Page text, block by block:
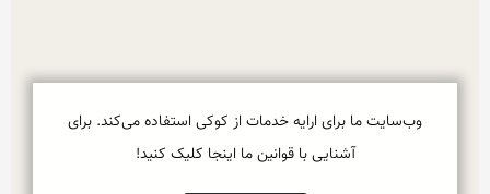
وب‌سایت ما برای ارایه خدمات از کوکی استفاده می‌کند. برای
آشنایی با قوانین ما اینجا کلیک کنید!